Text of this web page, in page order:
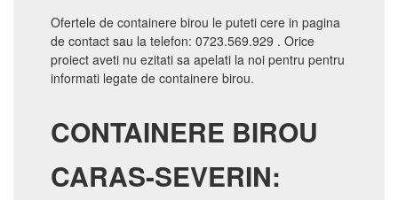
Ofertele de containere birou le puteti cere in pagina
de contact sau la telefon: 0723.569.929 . Orice
proiect aveti nu ezitati sa apelati la noi pentru pentru
informati legate de containere birou.
CONTAINERE BIROU
CARAS-SEVERIN: